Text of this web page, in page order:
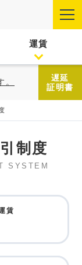
運賃
遅延
証明書
制度
SYSTEM
賃